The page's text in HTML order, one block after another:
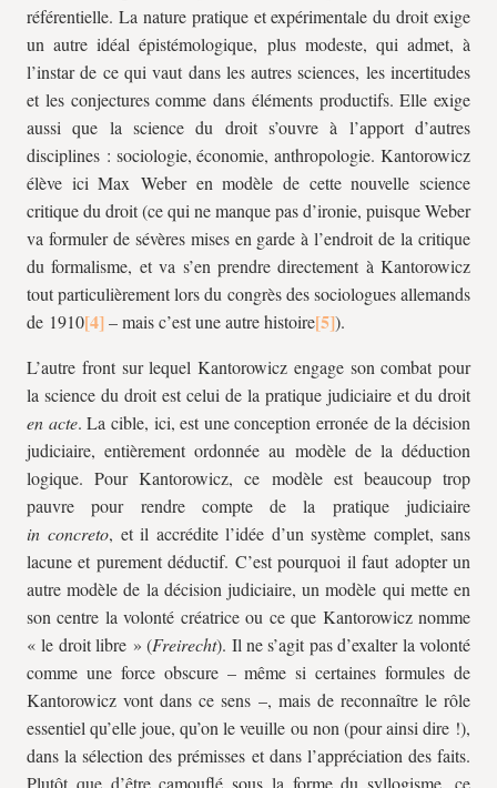
référentielle. La nature pratique et expérimentale du droit exige
un autre idéal épistémologique, plus modeste, qui admet, à
l’instar de ce qui vaut dans les autres sciences, les incertitudes
et les conjectures comme dans éléments productifs. Elle exige
aussi que la science du droit s’ouvre à l’apport d’autres
disciplines : sociologie, économie, anthropologie. Kantorowicz
élève ici Max Weber en modèle de cette nouvelle science
critique du droit (ce qui ne manque pas d’ironie, puisque Weber
va formuler de sévères mises en garde à l’endroit de la critique
du formalisme, et va s’en prendre directement à Kantorowicz
tout particulièrement lors du congrès des sociologues allemands
de 1910
– mais c’est une autre histoire
).
L’autre front sur lequel Kantorowicz engage son combat pour
la science du droit est celui de la pratique judiciaire et du droit
en acte. La cible, ici, est une conception erronée de la décision
judiciaire, entièrement ordonnée au modèle de la déduction
logique. Pour Kantorowicz, ce modèle est beaucoup trop
pauvre pour rendre compte de la pratique judiciaire
in concreto, et il accrédite l’idée d’un système complet, sans
lacune et purement déductif. C’est pourquoi il faut adopter un
autre modèle de la décision judiciaire, un modèle qui mette en
son centre la volonté créatrice ou ce que Kantorowicz nomme
« le droit libre » (Freirecht). Il ne s’agit pas d’exalter la volonté
comme une force obscure – même si certaines formules de
Kantorowicz vont dans ce sens –, mais de reconnaître le rôle
essentiel qu’elle joue, qu’on le veuille ou non (pour ainsi dire !),
dans la sélection des prémisses et dans l’appréciation des faits.
Plutôt que d’être camouflé sous la forme du syllogisme, ce